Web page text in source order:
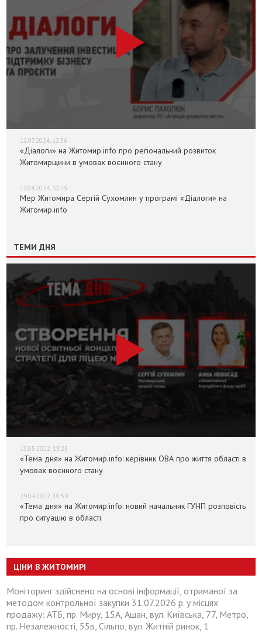
12.07.2024, 12:36
«Діалоги» на Житомир.info про регіональний розвиток
Житомирщини в умовах воєнного стану
17.04.2024, 10:29
Мер Житомира Сергій Сухомлин у програмі «Діалоги» на
Житомир.info
ТЕМИ ДНЯ
13.05.2022, 13:25
«Тема дня» на Житомир.info: керівник ОВА про життя області в
умовах воєнного стану
29.04.2022, 10:59
«Тема дня» на Житомир.info: новий начальник ГУНП розповість
про ситуацію в області
ЦІНИ В ЖИТОМИРІ
Моніторинг здійснено на основі інформації, отриманої за
методом контрольної закупки 31.07.2026 р. у місцях
продажу: АТБ, пр. Миру, 15А, Ашан, вул. Київська, 77, Метро,
пр. Незалежності, 55в, Сільпо, вул. Житній ринок, 1